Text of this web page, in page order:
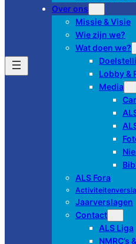
Over ons
Missie & Visie
Wie zijn we?
Wat doen we?
Lobby &
Media
ALS Fora
Jaarverslagen
Contact
ALS Liga
NMRC’s